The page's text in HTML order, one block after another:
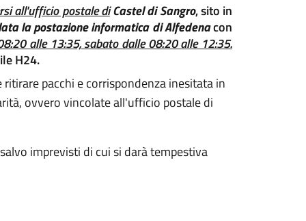
all'ufficio postale diCastel di Sangro, sito in
la postazione informatica di Alfedenacon
alle 13:35, sabato dalle 08:20 alle 12:35.
H24.
pacchi e corrispondenza inesitata in
ovvero vincolate all'ufficio postale di
imprevisti di cui si darà tempestiva